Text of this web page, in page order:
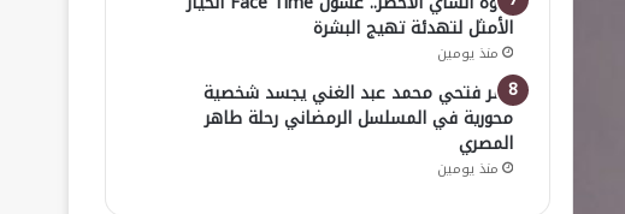
الأمثل لتهدئة تهيج البشرة
منذ يومين
عمر فتحي محمد عبد الغني يجسد شخصية
محورية في المسلسل الرمضاني رحلة طاهر
المصري
منذ يومين